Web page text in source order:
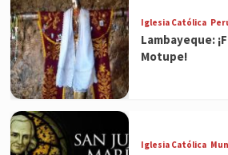
Iglesia Católica
Lambayeque:
Motupe!
Iglesia Católica